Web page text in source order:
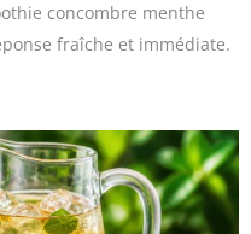
concombre menthe
fraîche et immédiate.